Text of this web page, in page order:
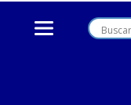
Skip
content